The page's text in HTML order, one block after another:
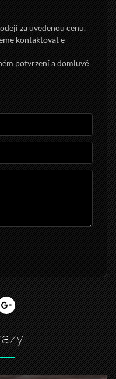
za uvedenou cenu.
kontaktovat e-
potvrzení a domluvě